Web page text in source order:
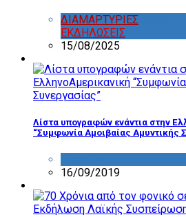
ΔΙΑΜΑΡΤΥΡΙΕΣ
ΕΚΔΗΛΩΣΕΙΣ
15/08/2025
Λίστα υπογραφών ενάντια στην
“Συμφωνία Αμοιβαίας Αμυντικής
16/09/2019